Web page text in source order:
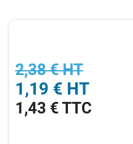
2,38 € HT
1,19 € HT
1,43 € TTC